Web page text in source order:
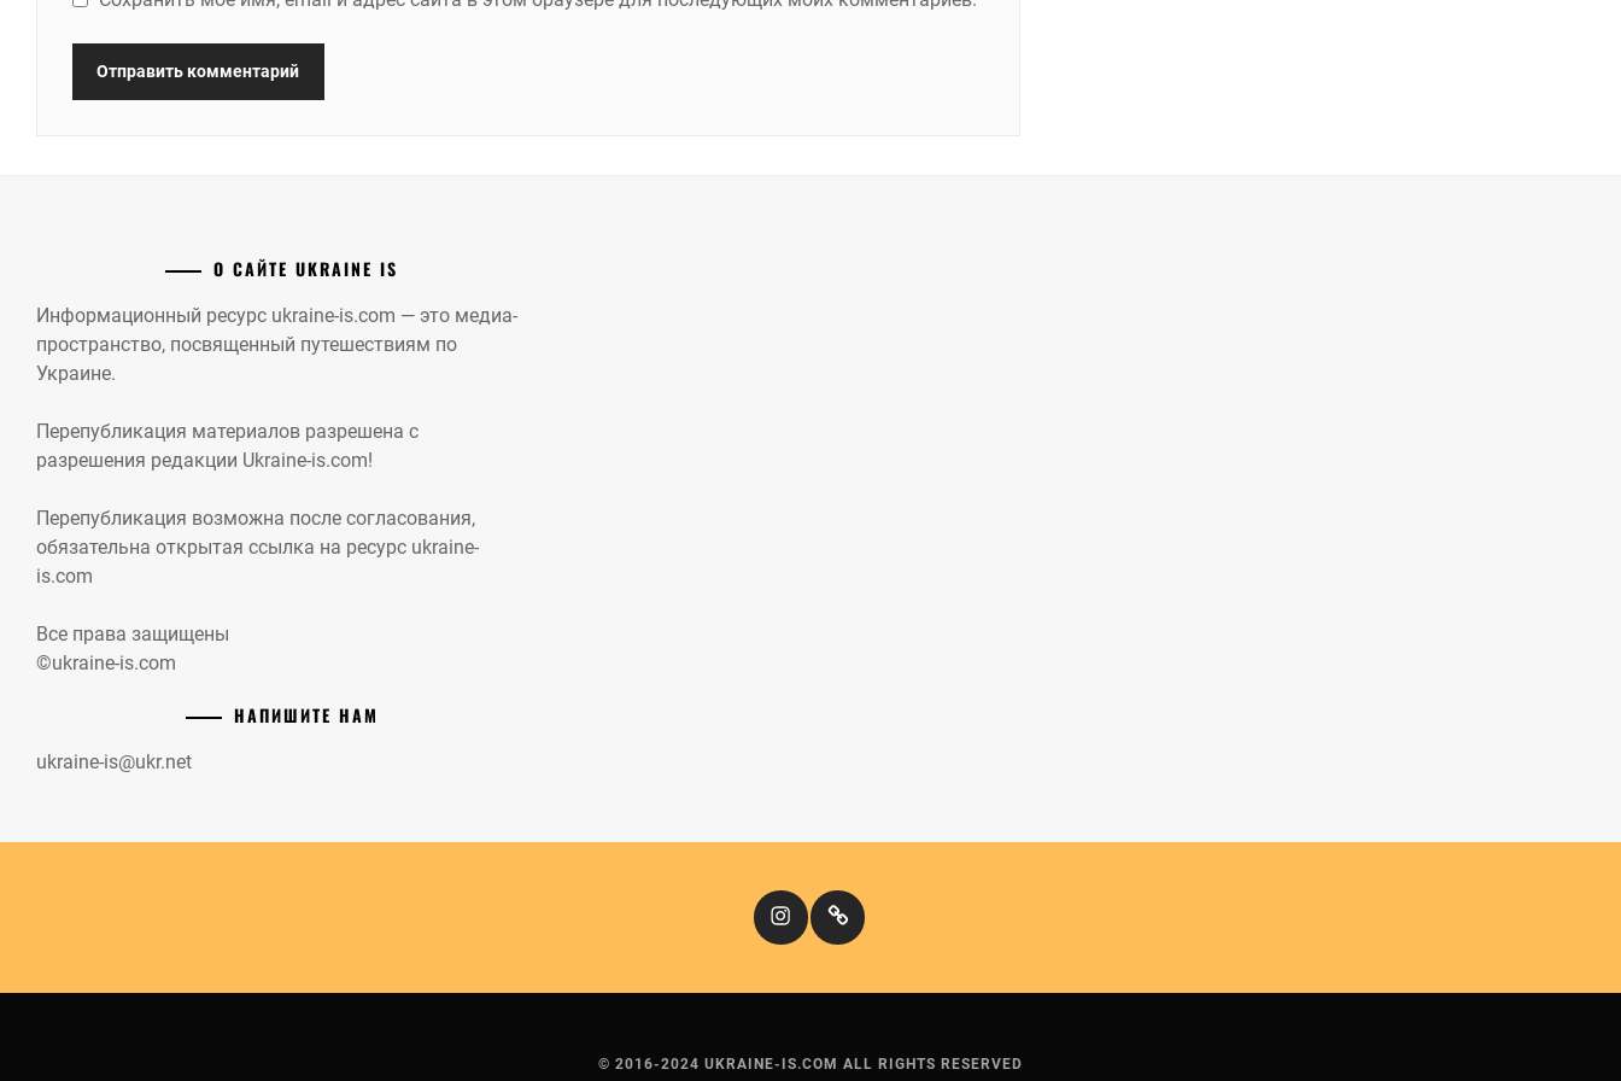
О САЙТЕ UKRAINE IS
Информационный ресурс ukraine-is.com — это медиа-
пространство, посвященный путешествиям по
Украине.
Перепубликация материалов разрешена с
разрешения редакции Ukraine-is.com!
Перепубликация возможна после согласования,
обязательна открытая ссылка на ресурс ukraine-
is.com
Все права защищены
©ukraine-is.com
НАПИШИТЕ НАМ
ukraine-is@ukr.net
InstagramКіномандри
© 2016-2024 UKRAINE-IS.COM ALL RIGHTS RESERVED